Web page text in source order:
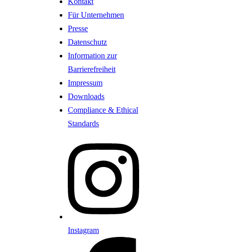
Für Unternehmen
Presse
Datenschutz
Information zur
Barrierefreiheit
Impressum
Downloads
Compliance & Ethical
Standards
Instagram